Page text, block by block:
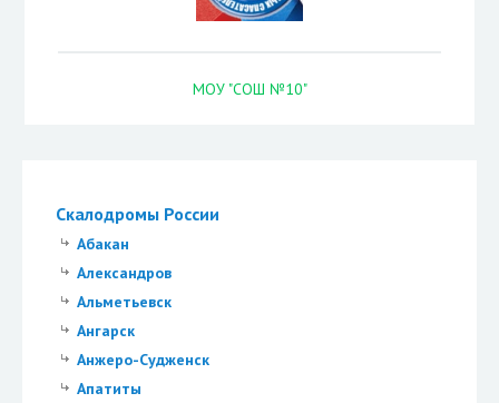
Скалодромы России
Абакан
Александров
Альметьевск
Ангарск
Анжеро-Судженск
Апатиты
МОУ "СОШ №10"